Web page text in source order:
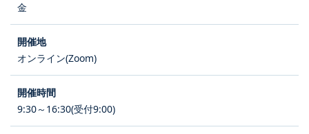
金
オンライン(Zoom)
9:30～16:30(受付9:00)